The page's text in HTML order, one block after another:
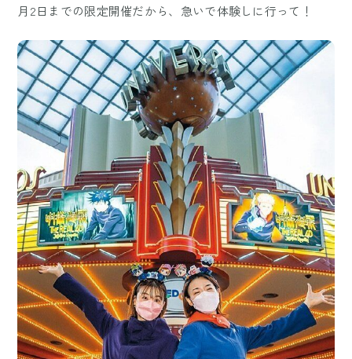
月2日までの限定開催だから、急いで体験しに行って！